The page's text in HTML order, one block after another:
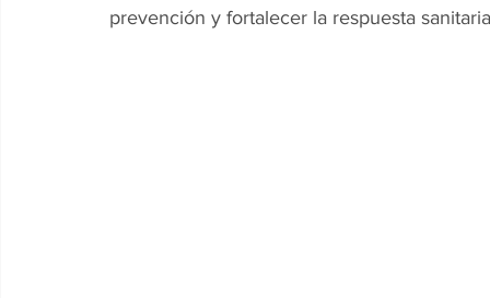
prevención y fortalecer la respuesta